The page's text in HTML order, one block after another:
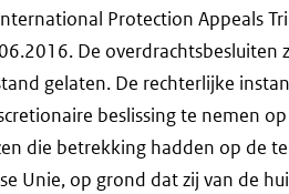
Protection Appeals
De overdrachtsbesluiten
gelaten. De rechterlijke
beslissing te nemen
die betrekking hadden op de
Unie, op grond dat zij van de